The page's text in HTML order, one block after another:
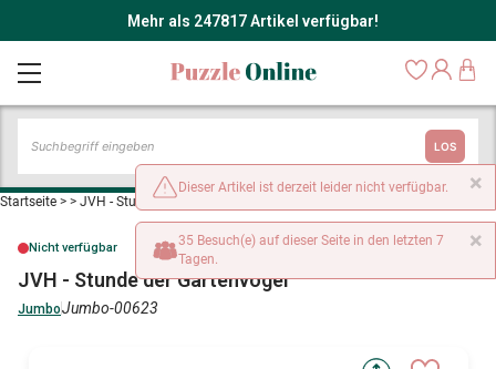
Mehr als 247817 Artikel verfügbar!
LOS
Startseite > > JVH - Stunde der Gartenvögel
Nicht verfügbar
JVH - Stunde der Gartenvögel
JumboJumbo-00623
×
Dieser Artikel ist derzeit leider nicht verfügbar.
×
35 Besuch(e) auf dieser Seite in den letzten 7
Tagen.